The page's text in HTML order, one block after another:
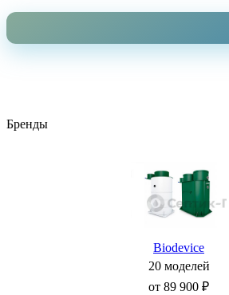
Бренды
Biodevice
20 моделей
от 89 900 ₽